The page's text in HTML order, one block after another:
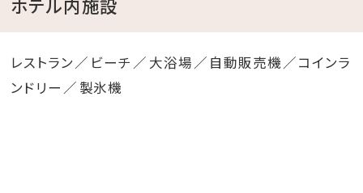
レストラン ビーチ 大浴場 自動販売機
コインラ
ンドリー
製氷機